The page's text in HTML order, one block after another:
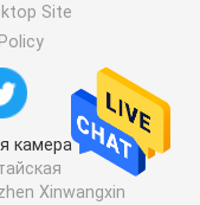
Site
камера
Xinwangxin